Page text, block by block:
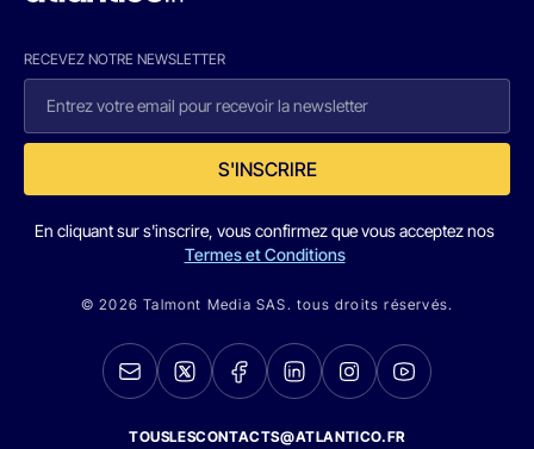
RECEVEZ NOTRE NEWSLETTER
S'INSCRIRE
En cliquant sur s'inscrire, vous confirmez que vous acceptez nos
Termes et Conditions
© 2026 Talmont Media SAS. tous droits réservés.
TOUSLESCONTACTS@ATLANTICO.FR